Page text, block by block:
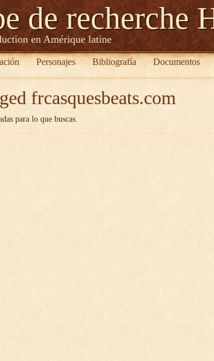
de recherche
en Amérique latine
Personajes Bibliografía Documentos
frcasquesbeats.com
para lo que buscas.